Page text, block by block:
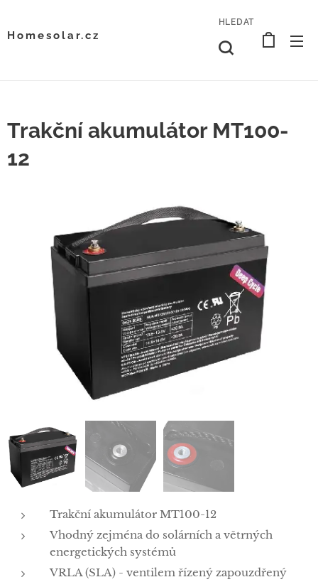
Homesolar.cz
HLEDAT
Trakční akumulátor MT100-
12
Trakční akumulátor MT100-12
Vhodný zejména do solárních a větrných
energetických systémů
VRLA (SLA) - ventilem řízený zapouzdřený